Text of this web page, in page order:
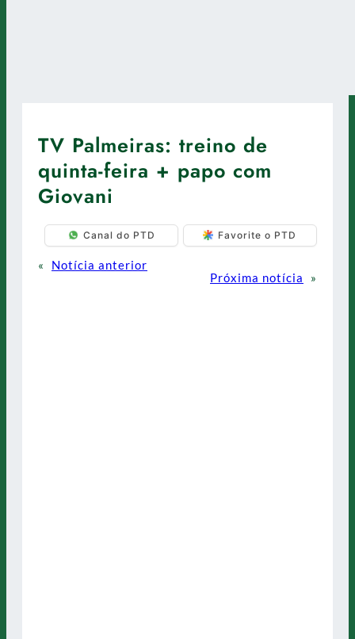
TV Palmeiras: treino de
quinta-feira + papo com
Giovani
Canal do PTD Favorite o PTD
«
Notícia anterior
Próxima notícia
»